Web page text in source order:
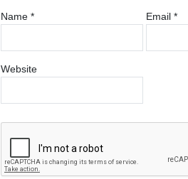
Name * Email *
Website